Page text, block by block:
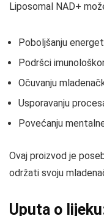
Liposomal NAD+
Poboljšanju
Podršci
Očuvanju
Usporavanju
Povećanju
Ovaj proizvod je
održati svoju
Uputa o